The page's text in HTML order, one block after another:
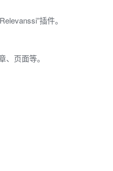
插件。
页面等。